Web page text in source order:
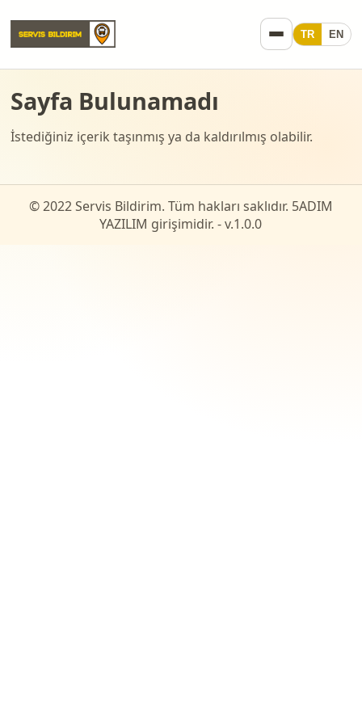
TR EN
Sayfa Bulunamadı
İstediğiniz içerik taşınmış ya da kaldırılmış olabilir.
© 2022 Servis Bildirim. Tüm hakları saklıdır. 5ADIM
YAZILIM girişimidir. - v.1.0.0